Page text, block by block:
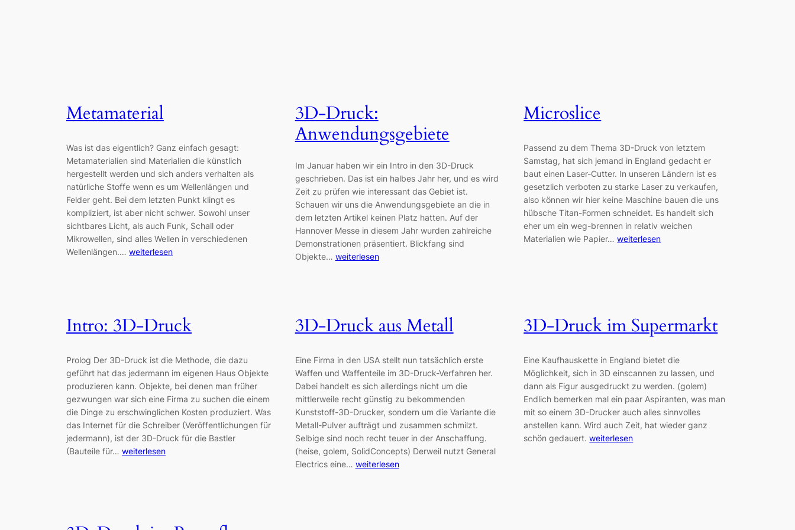
Metamaterial
Was ist das eigentlich? Ganz einfach gesagt:
Metamaterialien sind Materialien die künstlich
hergestellt werden und sich anders verhalten als
natürliche Stoffe wenn es um Wellenlängen und
Felder geht. Bei dem letzten Punkt klingt es
kompliziert, ist aber nicht schwer. Sowohl unser
sichtbares Licht, als auch Funk, Schall oder
Mikrowellen, sind alles Wellen in verschiedenen
Wellenlängen.… weiterlesen
3D-Druck:
Anwendungsgebiete
Im Januar haben wir ein Intro in den 3D-Druck
geschrieben. Das ist ein halbes Jahr her, und es wird
Zeit zu prüfen wie interessant das Gebiet ist.
Schauen wir uns die Anwendungsgebiete an die in
dem letzten Artikel keinen Platz hatten. Auf der
Hannover Messe in diesem Jahr wurden zahlreiche
Demonstrationen präsentiert. Blickfang sind
Objekte… weiterlesen
Microslice
Passend zu dem Thema 3D-Druck von letztem
Samstag, hat sich jemand in England gedacht er
baut einen Laser-Cutter. In unseren Ländern ist es
gesetzlich verboten zu starke Laser zu verkaufen,
also können wir hier keine Maschine bauen die uns
hübsche Titan-Formen schneidet. Es handelt sich
eher um ein weg-brennen in relativ weichen
Materialien wie Papier…weiterlesen
Intro: 3D-Druck
Prolog Der 3D-Druck ist die Methode, die dazu
geführt hat das jedermann im eigenen Haus Objekte
produzieren kann. Objekte, bei denen man früher
gezwungen war sich eine Firma zu suchen die einem
die Dinge zu erschwinglichen Kosten produziert. Was
das Internet für die Schreiber (Veröffentlichungen für
jedermann), ist der 3D-Druck für die Bastler
(Bauteile für… weiterlesen
3D-Druck aus Metall
Eine Firma in den USA stellt nun tatsächlich erste
Waffen und Waffenteile im 3D-Druck-Verfahren her.
Dabei handelt es sich allerdings nicht um die
mittlerweile recht günstig zu bekommenden
Kunststoff-3D-Drucker, sondern um die Variante die
Metall-Pulver aufträgt und zusammen schmilzt.
Selbige sind noch recht teuer in der Anschaffung.
(heise, golem, SolidConcepts) Derweil nutzt General
Electrics eine… weiterlesen
3D-Druck im Supermarkt
Eine Kaufhauskette in England bietet die
Möglichkeit, sich in 3D einscannen zu lassen, und
dann als Figur ausgedruckt zu werden. (golem)
Endlich bemerken mal ein paar Aspiranten, was man
mit so einem 3D-Drucker auch alles sinnvolles
anstellen kann. Wird auch Zeit, hat wieder ganz
schön gedauert.weiterlesen